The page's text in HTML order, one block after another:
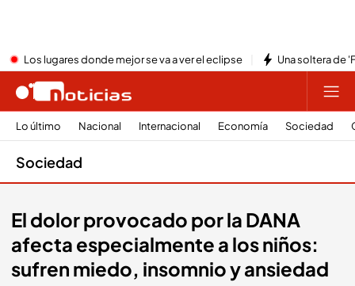
Los lugares donde mejor se va a ver el eclipse Una soltera de
Lo último Nacional Internacional Economía Sociedad
Sociedad
El dolor provocado por la DANA
afecta especialmente a los niños:
sufren miedo, insomnio y ansiedad